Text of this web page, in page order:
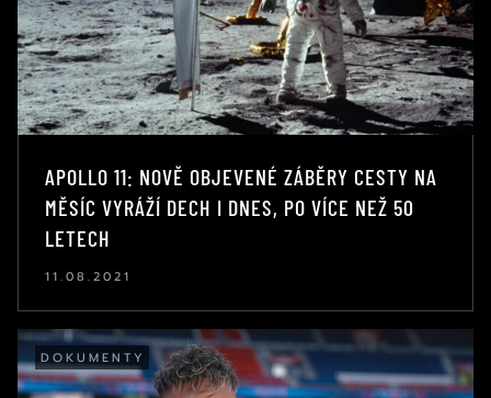
APOLLO 11: NOVĚ OBJEVENÉ ZÁBĚRY CESTY NA
MĚSÍC VYRÁŽÍ DECH I DNES, PO VÍCE NEŽ 50
LETECH
11.08.2021
DOKUMENTY